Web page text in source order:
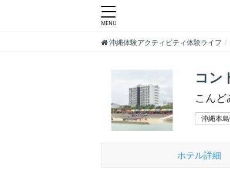
沖縄体験アクティビティ体験ライフ
コン
こん
沖縄本
ホテル詳細